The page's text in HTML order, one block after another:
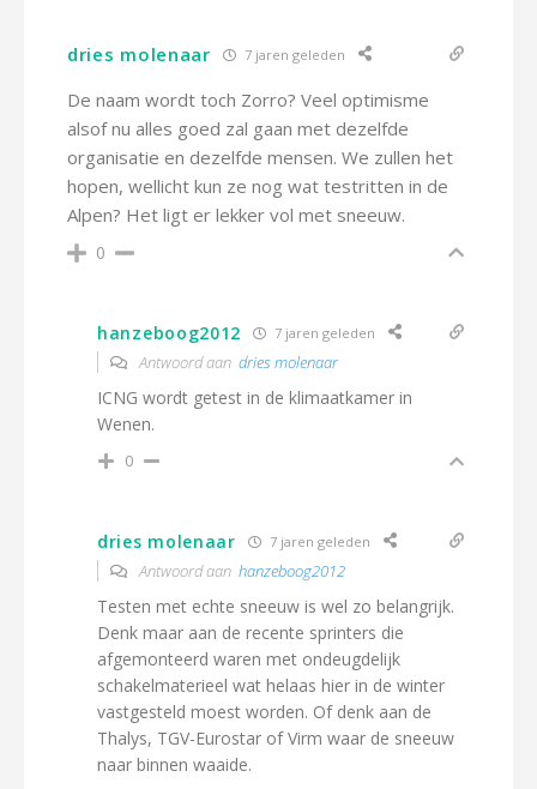
dries molenaar 7 jaren geleden
De naam wordt toch Zorro? Veel optimisme
alsof nu alles goed zal gaan met dezelfde
organisatie en dezelfde mensen. We zullen het
hopen, wellicht kun ze nog wat testritten in de
Alpen? Het ligt er lekker vol met sneeuw.
0
hanzeboog2012 7 jaren geleden
Antwoord aan dries molenaar
ICNG wordt getest in de klimaatkamer in
Wenen.
0
dries molenaar 7 jaren geleden
Antwoord aan hanzeboog2012
Testen met echte sneeuw is wel zo belangrijk.
Denk maar aan de recente sprinters die
afgemonteerd waren met ondeugdelijk
schakelmaterieel wat helaas hier in de winter
vastgesteld moest worden. Of denk aan de
Thalys, TGV-Eurostar of Virm waar de sneeuw
naar binnen waaide.